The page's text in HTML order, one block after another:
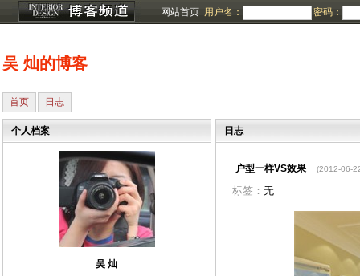
网站首页 用户名： 密码：
吴 灿的博客
首页 日志
个人档案
吴 灿
日志
户型一样VS效果 (2012-06-
标签： 无